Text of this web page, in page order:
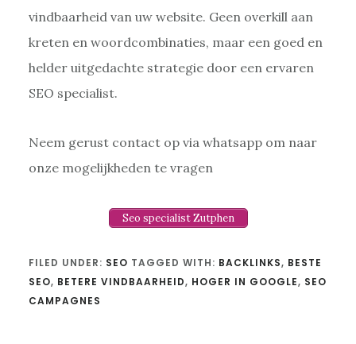
vindbaarheid van uw website. Geen overkill aan
kreten en woordcombinaties, maar een goed en
helder uitgedachte strategie door een ervaren
SEO specialist.
Neem gerust contact op via whatsapp om naar
onze mogelijkheden te vragen
Seo specialist Zutphen
FILED UNDER: SEO TAGGED WITH: BACKLINKS, BESTE
SEO, BETERE VINDBAARHEID, HOGER IN GOOGLE, SEO
CAMPAGNES